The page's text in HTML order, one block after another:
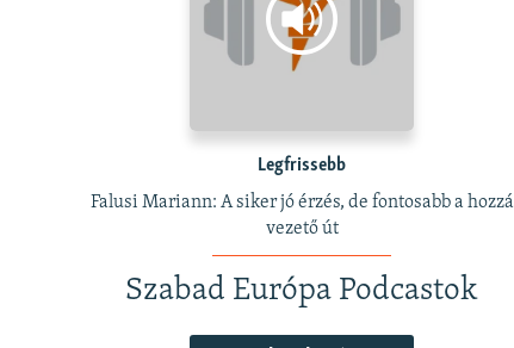
Legfrissebb
Falusi Mariann: A siker jó érzés, de fontosabb a hozzá
vezető út
Szabad Európa Podcastok